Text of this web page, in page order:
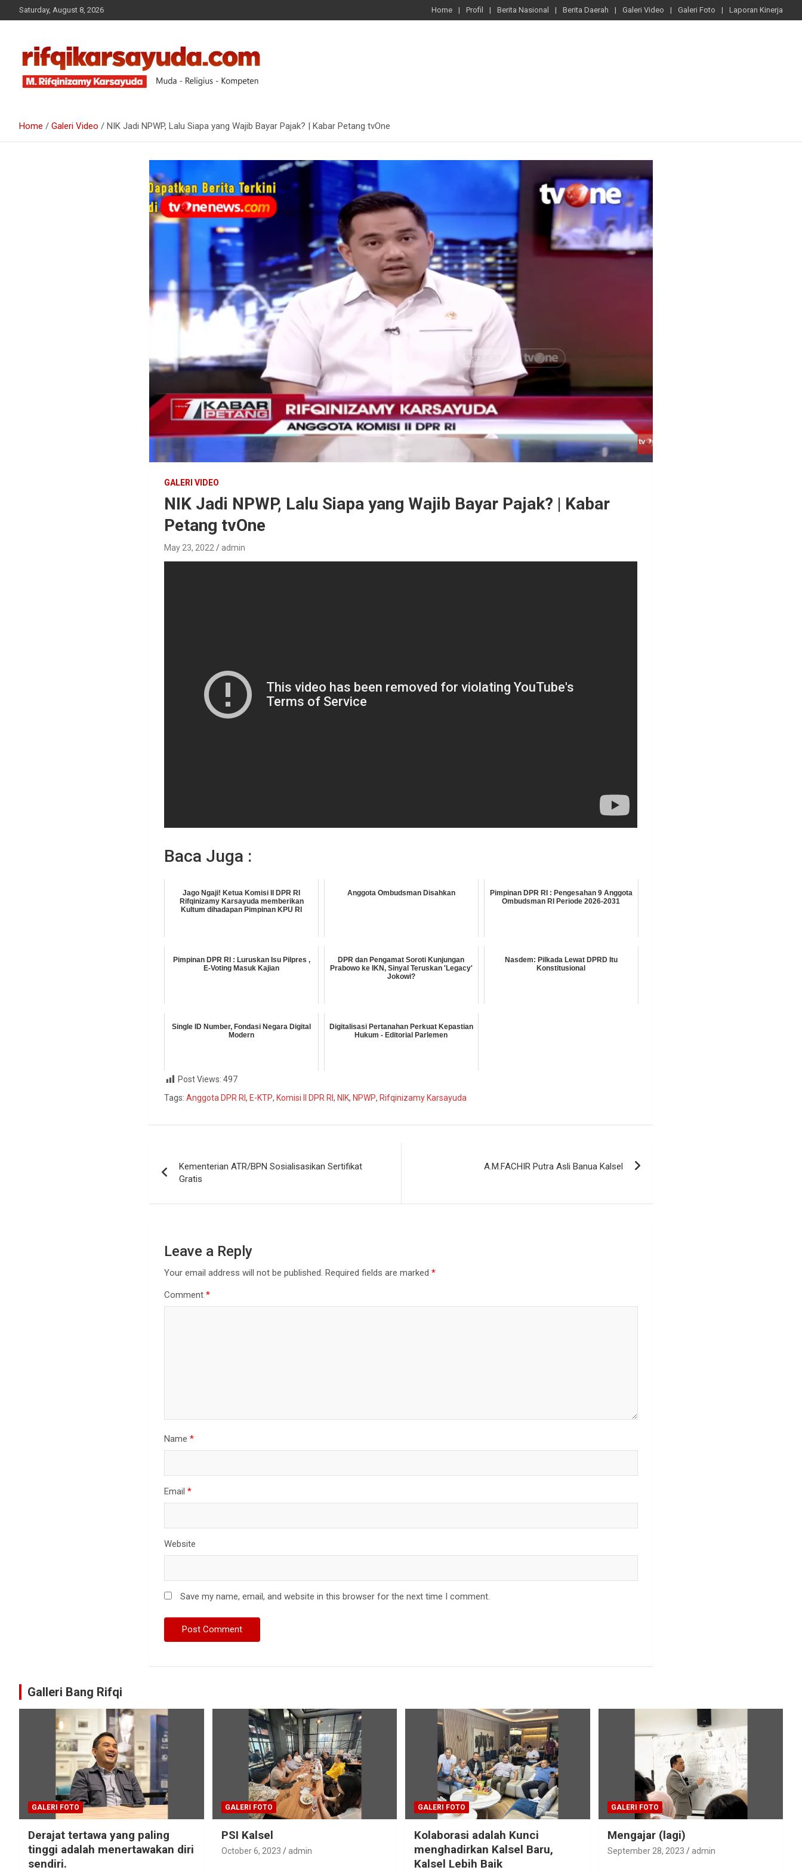
Saturday, August 8, 2026 Home Profil Berita Nasional Berita Daerah Galeri Video Galeri Foto Laporan Kinerja
Home Galeri Video NIK Jadi NPWP, Lalu Siapa yang Wajib Bayar Pajak? | Kabar Petang tvOne
GALERI VIDEO
NIK Jadi NPWP, Lalu Siapa yang Wajib Bayar Pajak? | Kabar
Petang tvOne
May 23, 2022 admin
Baca Juga :
Jago Ngaji! Ketua Komisi II DPR RI
Rifqinizamy Karsayuda memberikan
Kultum dihadapan Pimpinan KPU RI
Anggota Ombudsman Disahkan
Pimpinan DPR RI : Pengesahan 9 Anggota
Ombudsman RI Periode 2026-2031
Pimpinan DPR RI : Luruskan Isu Pilpres ,
E-Voting Masuk Kajian
DPR dan Pengamat Soroti Kunjungan
Prabowo ke IKN, Sinyal Teruskan 'Legacy'
Jokowi?
Nasdem: Pilkada Lewat DPRD Itu
Konstitusional
Single ID Number, Fondasi Negara Digital
Modern
Digitalisasi Pertanahan Perkuat Kepastian
Hukum - Editorial Parlemen
Post Views: 497
Tags: Anggota DPR RI, E-KTP, Komisi II DPR RI, NIK, NPWP, Rifqinizamy Karsayuda
Kementerian ATR/BPN Sosialisasikan Sertifikat
Gratis
A.M.FACHIR Putra Asli Banua Kalsel
Leave a Reply
Your email address will not be published. Required fields are marked*
Comment*
Name*
Email*
Website
Save my name, email, and website in this browser for the next time I comment.
Galleri Bang Rifqi
GALERI FOTO
Derajat tertawa yang paling
tinggi adalah menertawakan diri
sendiri.
GALERI FOTO
PSI Kalsel
October 6, 2023 admin
GALERI FOTO
Kolaborasi adalah Kunci
menghadirkan Kalsel Baru,
Kalsel Lebih Baik
GALERI FOTO
Mengajar (lagi)
September 28, 2023 admin